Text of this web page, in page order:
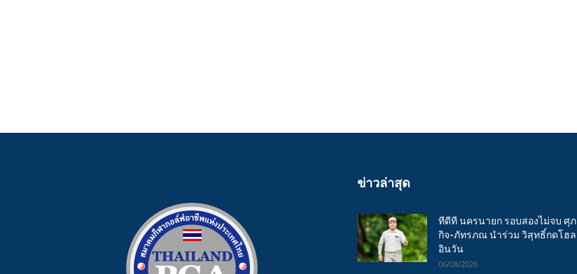
ข่าวล่าสุด
ทีดีที นครนายก รอบสองไม่จบ ศุภ
กิจ-ภัทรภณ นำร่วม วิสุทธิ์กดโฮล
อินวัน
06/08/2026